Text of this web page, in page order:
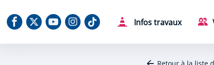
Notre Facebook
Notre X (Twitter)
Notre chaine Youtube
Notre Instagram
Notre TiktokInfos travaux